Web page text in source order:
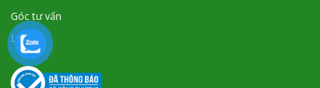
Góc tư vấn
Liên hệ